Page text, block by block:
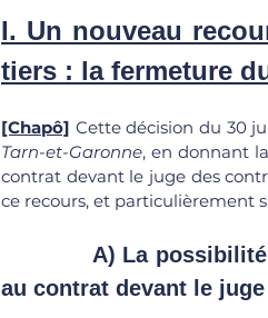
I. Un nouveau
tiers : la fermeture
[Chapô] Cette décision du 30
Tarn-et-Garonne, en donnant
contrat devant le juge des
ce recours, et particulièrement
au contrat devant le